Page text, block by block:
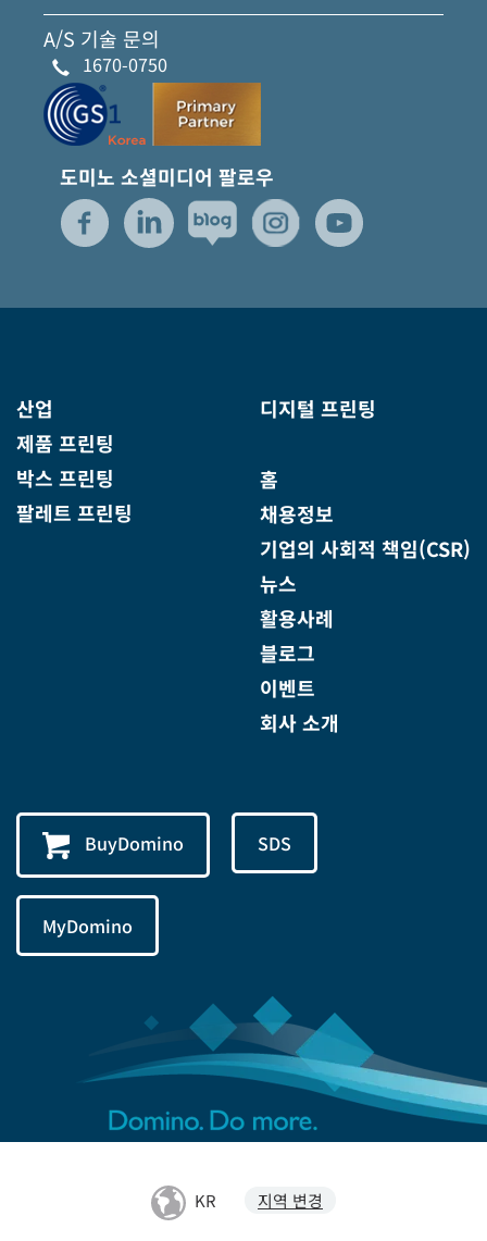
A/S 기술 문의
1670-0750
도미노 소셜미디어 팔로우
산업
제품 프린팅
박스 프린팅
팔레트 프린팅
디지털 프린팅
홈
채용정보
기업의 사회적 책임(CSR)
뉴스
활용사례
블로그
이벤트
회사 소개
BuyDomino SDS
MyDomino
KR 지역 변경